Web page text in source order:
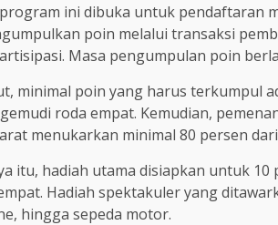
ini dibuka untuk pendaftaran
poin melalui transaksi
Masa pengumpulan poin
minimal poin yang harus terkumpul
roda empat. Kemudian,
menukarkan minimal 80 persen
itu, hadiah utama disiapkan untuk
Hadiah spektakuler yang
hingga sepeda motor.